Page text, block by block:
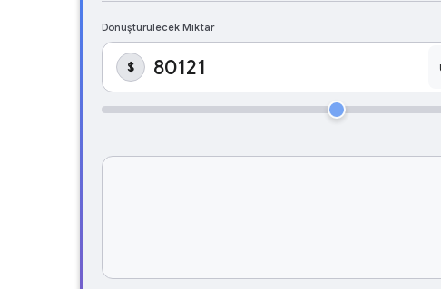
Dönüştürülecek Miktar
$